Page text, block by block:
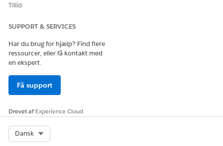
Tillid
SUPPORT & SERVICES
Har du brug for hjælp? Find flere
ressourcer, eller få kontakt med
en ekspert.
Få support
Drevet afExperience Cloud
Dansk